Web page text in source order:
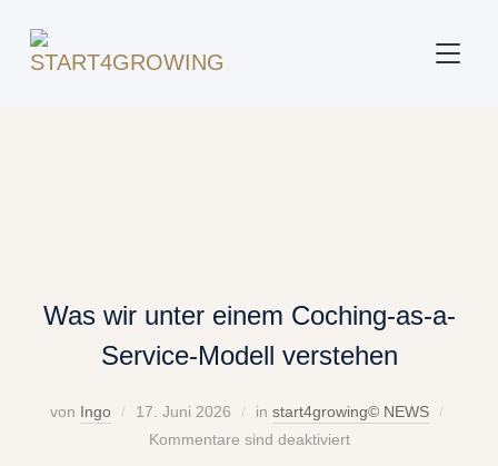
Was wir unter einem Coching-as-a-
Service-Modell verstehen
von Ingo 17. Juni 2026 in start4growing© NEWS
Kommentare sind deaktiviert